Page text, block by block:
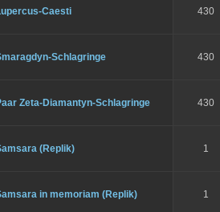
Caesti 430
Schlagringe 430
Zeta-Diamantyn-Schlagringe 430
(Replik) 1
in memoriam (Replik) 1